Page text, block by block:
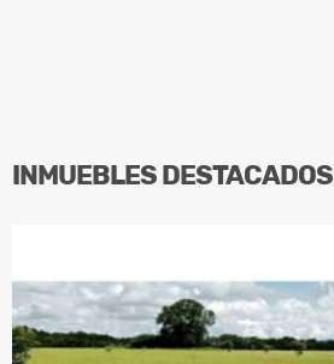
INMUEBLESDESTACADOS